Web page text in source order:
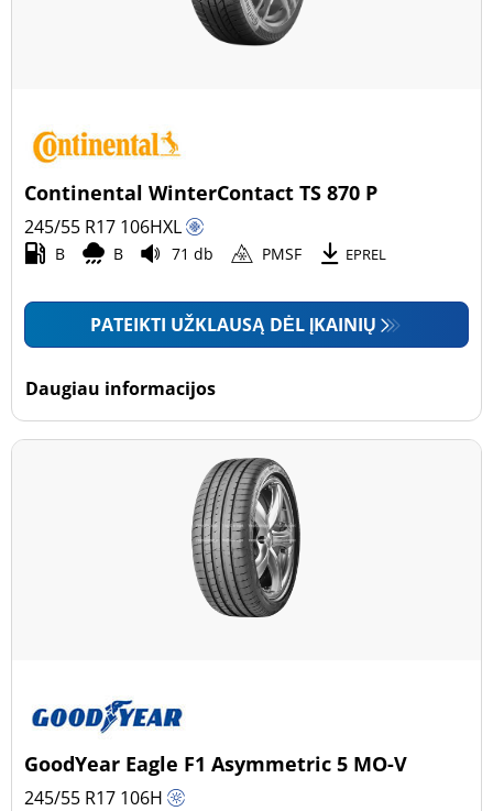
Continental WinterContact TS 870 P
245/55 R17 106HXL
B B 71 db PMSF EPREL
PATEIKTI UŽKLAUSĄ DĖL ĮKAINIŲ
Daugiau informacijos
GoodYear Eagle F1 Asymmetric 5 MO-V
245/55 R17 106H